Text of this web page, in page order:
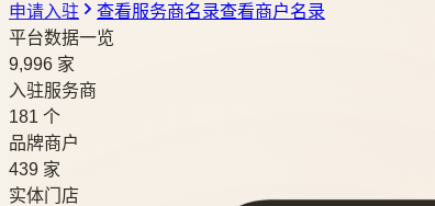
申请入驻 查看服务商名录查看商户名录
平台数据一览
9,996 家
入驻服务商
181 个
品牌商户
439 家
实体门店